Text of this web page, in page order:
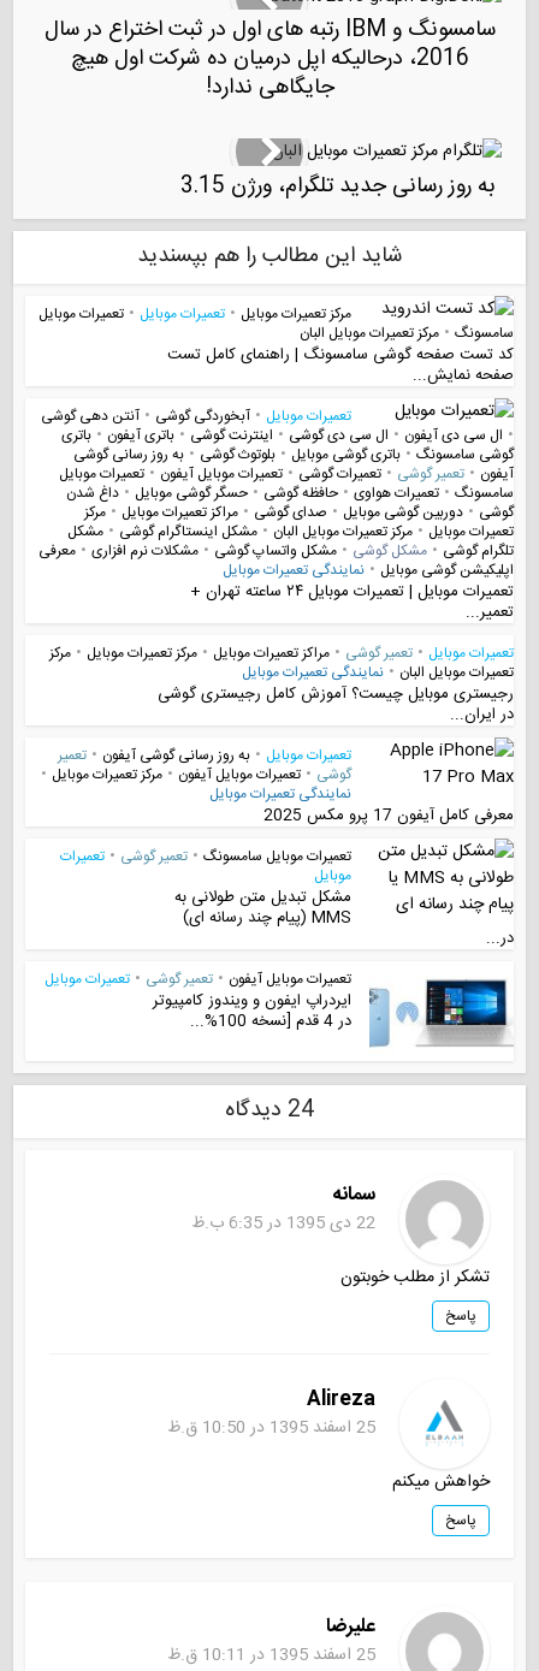
سامسونگ و IBM رتبه های اول در ثبت اختراع در سال
2016، درحالیکه اپل درمیان ده شرکت اول هیچ
جایگاهی ندارد!
به روز رسانی جدید تلگرام، ورژن 3.15
شاید این مطالب را هم بپسندید
مرکز تعمیرات موبایل • تعمیرات موبایل • تعمیرات موبایل
سامسونگ • مرکز تعمیرات موبایل البان
کد تست صفحه گوشی سامسونگ | راهنمای کامل تست
صفحه نمایش...
تعمیرات موبایل • آبخوردگی گوشی • آنتن دهی گوشی
• ال سی دی آیفون • ال سی دی گوشی • اینترنت گوشی • باتری آیفون • باتری
گوشی سامسونگ • باتری گوشی موبایل • بلوتوث گوشی • به روز رسانی گوشی
آیفون • تعمیر گوشی • تعمیرات گوشی • تعمیرات موبایل آیفون • تعمیرات موبایل
سامسونگ • تعمیرات هواوی • حافظه گوشی • حسگر گوشی موبایل • داغ شدن
گوشی • دوربین گوشی موبایل • صدای گوشی • مراکز تعمیرات موبایل • مرکز
تعمیرات موبایل • مرکز تعمیرات موبایل البان • مشکل اینستاگرام گوشی • مشکل
تلگرام گوشی • مشکل گوشی • مشکل واتساپ گوشی • مشکلات نرم افزاری • معرفی
اپلیکیشن گوشی موبایل • نمایندگی تعمیرات موبایل
تعمیرات موبایل | تعمیرات موبایل ۲۴ ساعته تهران +
تعمیر...
تعمیرات موبایل • تعمیر گوشی • مراکز تعمیرات موبایل • مرکز تعمیرات موبایل • مرکز
تعمیرات موبایل البان • نمایندگی تعمیرات موبایل
رجیستری موبایل چیست؟ آموزش کامل رجیستری گوشی
در ایران...
تعمیرات موبایل • به روز رسانی گوشی آیفون • تعمیر
گوشی • تعمیرات موبایل آیفون • مرکز تعمیرات موبایل •
نمایندگی تعمیرات موبایل
معرفی کامل آیفون 17 پرو مکس 2025
تعمیرات موبایل سامسونگ • تعمیر گوشی • تعمیرات
موبایل
مشکل تبدیل متن طولانی به
MMS (پیام چند رسانه ای)
در...
تعمیرات موبایل آیفون • تعمیر گوشی • تعمیرات موبایل
ایردراپ ایفون و ویندوز کامپیوتر
در 4 قدم [نسخه 100%...
24 دیدگاه
سمانه
22 دی 1395 در 6:35 ب.ظ
تشكر از مطلب خوبتون
پاسخ
Alireza
25 اسفند 1395 در 10:50 ق.ظ
خواهش میکنم
پاسخ
علیرضا
25 اسفند 1395 در 10:11 ق.ظ